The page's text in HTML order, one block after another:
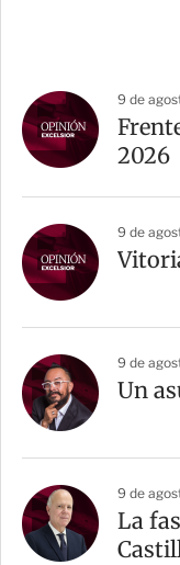
9 de
2026
9 de
9 de
Un
9 de
La